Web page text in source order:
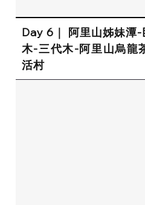
Day 6｜ 阿里山姊妹潭
木-三代木-阿里山烏龍
活村